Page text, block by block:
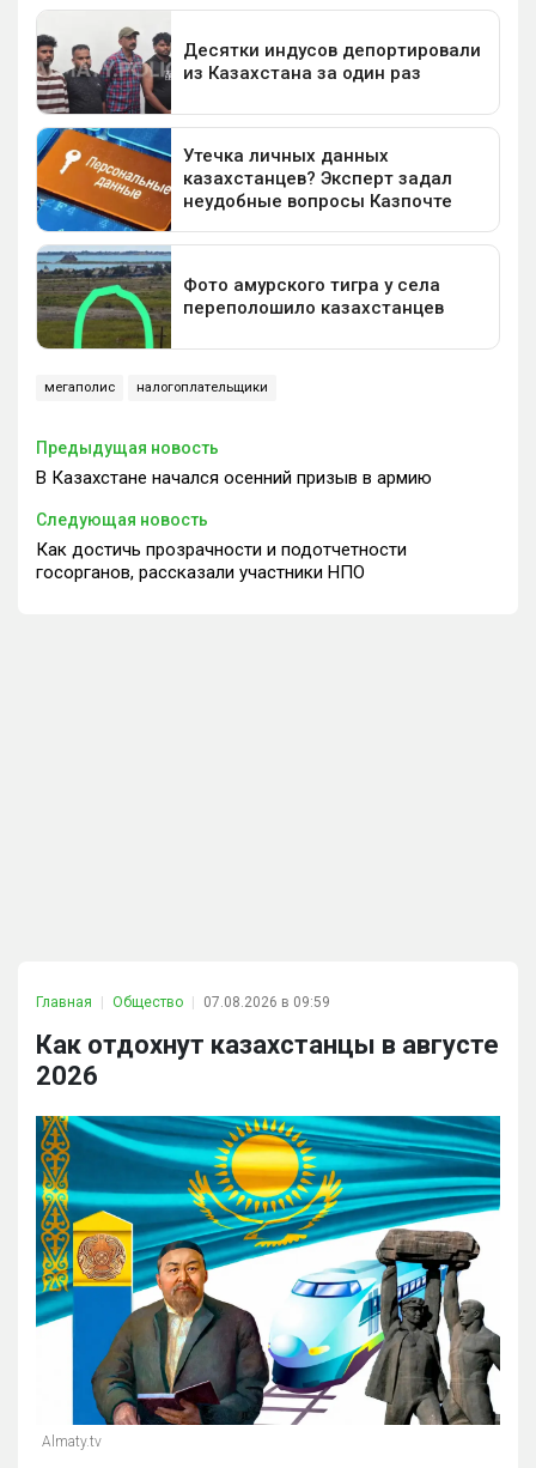
мегаполис налогоплательщики
Предыдущая новость
В Казахстане начался осенний призыв в армию
Следующая новость
Как достичь прозрачности и подотчетности
госорганов, рассказали участники НПО
Главная Общество 07.08.2026 в 09:59
Как отдохнут казахстанцы в августе
2026
Almaty.tv